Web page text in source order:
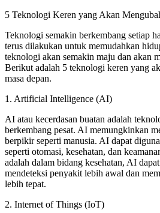
5 Teknologi Keren yang Akan
Teknologi semakin berkembang setiap
terus dilakukan untuk memudahkan
teknologi akan semakin maju dan akan
Berikut adalah 5 teknologi keren yang
masa depan.
1. Artificial Intelligence (AI)
AI atau kecerdasan buatan adalah
berkembang pesat. AI memungkinkan
berpikir seperti manusia. AI dapat
seperti otomasi, kesehatan, dan
adalah dalam bidang kesehatan, AI
mendeteksi penyakit lebih awal dan
lebih tepat.
2. Internet of Things (IoT)